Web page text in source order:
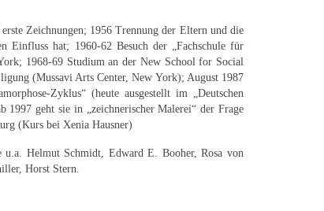
Zeichnungen; 1956 Trennung der Eltern und die
Einfluss hat; 1960-62 Besuch der „Fachschule für
1968-69 Studium an der New School for Social
(Mussavi Arts Center, New York); August 1987
Zyklus“ (heute ausgestellt im „Deutschen
1997 geht sie in „zeichnerischer Malerei“ der Frage
(Kurs bei Xenia Hausner)
Helmut Schmidt, Edward E. Booher, Rosa von
Horst Stern.